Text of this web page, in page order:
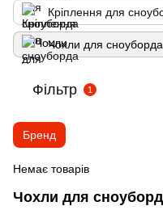
Кріплення для
Чохли для сноуборда
Фільтр 1
Бренд
Немає товарів
Чохли для